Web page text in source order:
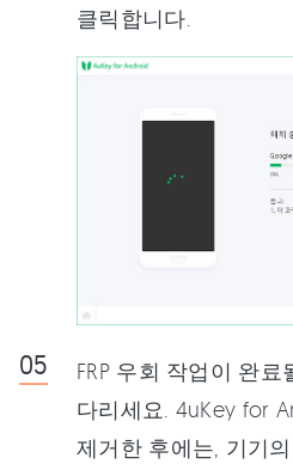
클릭합니다.
FRP 우회 작업이 완
다리세요. 4uKey for
제거한 후에는, 기기